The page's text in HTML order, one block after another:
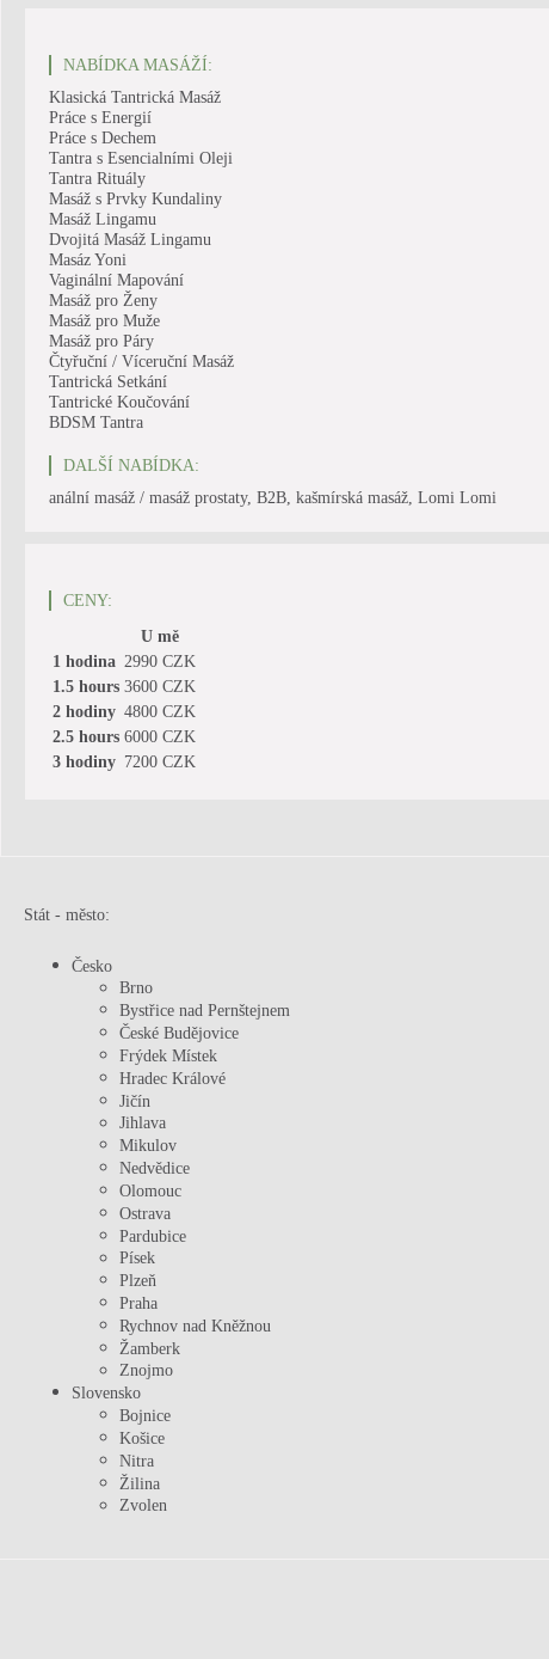
NABÍDKA MASÁŽÍ:
Klasická Tantrická Masáž
Práce s Energií
Práce s Dechem
Tantra s Esencialními Oleji
Tantra Rituály
Masáž s Prvky Kundaliny
Masáž Lingamu
Dvojitá Masáž Lingamu
Masáz Yoni
Vaginální Mapování
Masáž pro Ženy
Masáž pro Muže
Masáž pro Páry
Čtyřuční / Víceruční Masáž
Tantrická Setkání
Tantrické Koučování
BDSM Tantra
DALŠÍ NABÍDKA:
anální masáž / masáž prostaty, B2B, kašmírská masáž, Lomi Lomi
CENY:
U mě
1 hodina 2990 CZK
1.5 hours 3600 CZK
2 hodiny 4800 CZK
2.5 hours 6000 CZK
3 hodiny 7200 CZK
Stát - město:
Česko
Brno
Bystřice nad Pernštejnem
České Budějovice
Frýdek Místek
Hradec Králové
Jičín
Jihlava
Mikulov
Nedvědice
Olomouc
Ostrava
Pardubice
Písek
Plzeň
Praha
Rychnov nad Kněžnou
Žamberk
Znojmo
Slovensko
Bojnice
Košice
Nitra
Žilina
Zvolen